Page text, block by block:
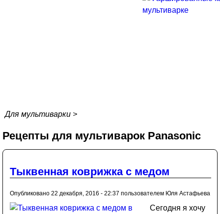
Для мультиварки >
Рецепты для мультиварок Panasonic
Тыквенная коврижка с медом
Опубликовано 22 декабря, 2016 - 22:37 пользователем Юля Астафьева
Сегодня я хочу